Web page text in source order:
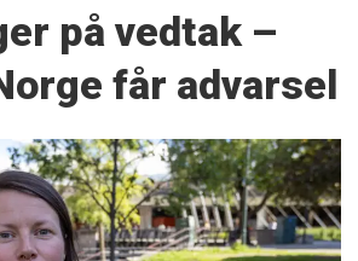
på vedtak –
får advarsel